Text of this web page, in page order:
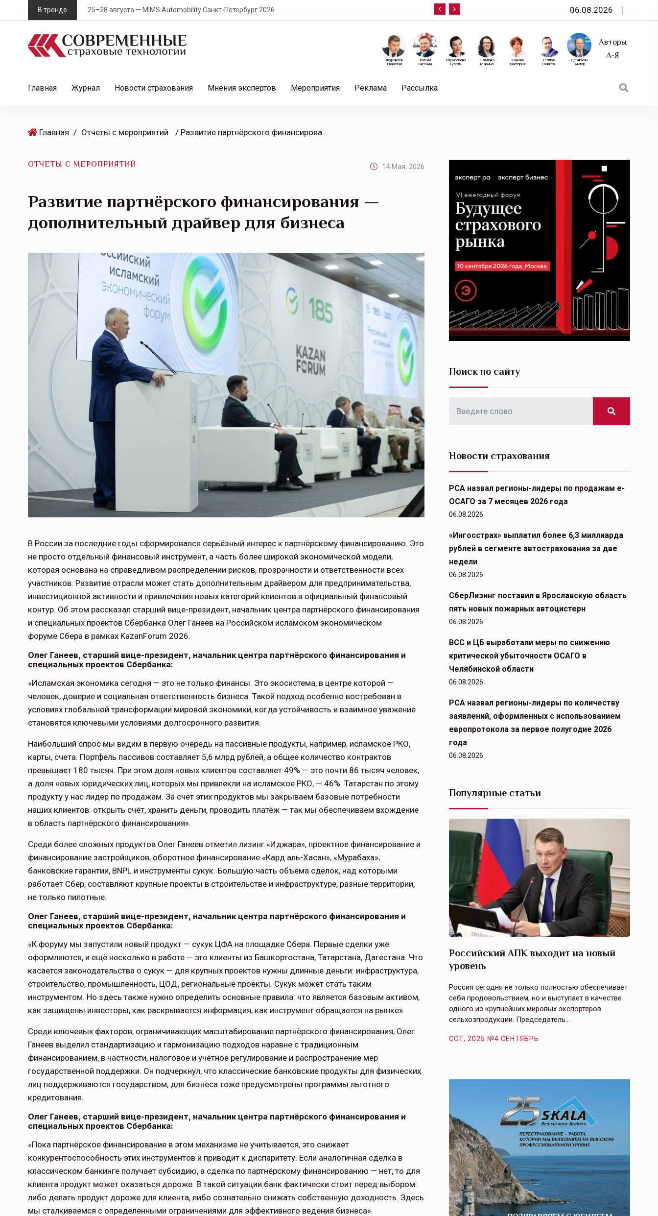
k
В тренде 25–28 августа — MIMS Automobility Санкт-Петербург 2026 10 сентября — «Эксперт РА» приглашает на
06.08.2026
Авторы
А-Я
Дерябкин
Виктор
Теплов
Никита
Конова
Виктория
Павлова
Марина
Улумбекова
Гузель
Ильин
Евгений
Журавлев
Николай
Главная Журнал Новости страхования Мнения экспертов Мероприятия Реклама Рассылка
Главная / Отчеты с мероприятий / Развитие партнёрского финансирования — дополнительный драйвер для бизнеса
ОТЧЕТЫ С МЕРОПРИЯТИЙ 14 Мая, 2026
Развитие партнёрского финансирования —
дополнительный драйвер для бизнеса
В России за последние годы сформировался серьёзный интерес к партнёрскому финансированию. Это
не просто отдельный финансовый инструмент, а часть более широкой экономической модели,
которая основана на справедливом распределении рисков, прозрачности и ответственности всех
участников. Развитие отрасли может стать дополнительным драйвером для предпринимательства,
инвестиционной активности и привлечения новых категорий клиентов в официальный финансовый
контур. Об этом рассказал старший вице-президент, начальник центра партнёрского финансирования
и специальных проектов Сбербанка Олег Ганеев на Российском исламском экономическом
форуме Сбера в рамках KazanForum 2026.
Олег Ганеев, старший вице-президент, начальник центра партнёрского финансирования и
специальных проектов Сбербанка:
«Исламская экономика сегодня — это не только финансы. Это экосистема, в центре которой —
человек, доверие и социальная ответственность бизнеса. Такой подход особенно востребован в
условиях глобальной трансформации мировой экономики, когда устойчивость и взаимное уважение
становятся ключевыми условиями долгосрочного развития.
Наибольший спрос мы видим в первую очередь на пассивные продукты, например, исламское РКО,
карты, счета. Портфель пассивов составляет 5,6 млрд рублей, а общее количество контрактов
превышает 180 тысяч. При этом доля новых клиентов составляет 49% — это почти 86 тысяч человек,
а доля новых юридических лиц, которых мы привлекли на исламское РКО, — 46%. Татарстан по этому
продукту у нас лидер по продажам. За счёт этих продуктов мы закрываем базовые потребности
наших клиентов: открыть счёт, хранить деньги, проводить платёж — так мы обеспечиваем вхождение
в область партнёрского финансирования».
Среди более сложных продуктов Олег Ганеев отметил лизинг «Иджара», проектное финансирование и
финансирование застройщиков, оборотное финансирование «Кард аль-Хасан», «Мурабаха»,
банковские гарантии, BNPL и инструменты сукук. Большую часть объёма сделок, над которыми
работает Сбер, составляют крупные проекты в строительстве и инфраструктуре, разные территории,
не только пилотные.
Олег Ганеев, старший вице-президент, начальник центра партнёрского финансирования и
специальных проектов Сбербанка:
«К форуму мы запустили новый продукт — сукук ЦФА на площадке Сбера. Первые сделки уже
оформляются, и ещё несколько в работе — это клиенты из Башкортостана, Татарстана, Дагестана. Что
касается законодательства о сукук — для крупных проектов нужны длинные деньги: инфраструктура,
строительство, промышленность, ЦОД, региональные проекты. Сукук может стать таким
инструментом. Но здесь также нужно определить основные правила: что является базовым активом,
как защищены инвесторы, как раскрывается информация, как инструмент обращается на рынке».
Среди ключевых факторов, ограничивающих масштабирование партнёрского финансирования, Олег
Ганеев выделил стандартизацию и гармонизацию подходов наравне с традиционным
финансированием, в частности, налоговое и учётное регулирование и распространение мер
государственной поддержки. Он подчеркнул, что классические банковские продукты для физических
лиц поддерживаются государством, для бизнеса тоже предусмотрены программы льготного
кредитования.
Олег Ганеев, старший вице-президент, начальник центра партнёрского финансирования и
специальных проектов Сбербанка:
«Пока партнёрское финансирование в этом механизме не учитывается, это снижает
конкурентоспособность этих инструментов и приводит к диспаритету. Если аналогичная сделка в
классическом банкинге получает субсидию, а сделка по партнёрскому финансированию — нет, то для
клиента продукт может оказаться дороже. В такой ситуации банк фактически стоит перед выбором:
либо делать продукт дороже для клиента, либо сознательно снижать собственную доходность. Здесь
мы сталкиваемся с определёнными ограничениями для эффективного ведения бизнеса».
Поиск по сайту
Новости страхования
РСА назвал регионы-лидеры по продажам е-
ОСАГО за 7 месяцев 2026 года
06.08.2026
«Ингосстрах» выплатил более 6,3 миллиарда
рублей в сегменте автострахования за две
недели
06.08.2026
СберЛизинг поставил в Ярославскую область
пять новых пожарных автоцистерн
06.08.2026
ВСС и ЦБ выработали меры по снижению
критической убыточности ОСАГО в
Челябинской области
06.08.2026
РСА назвал регионы-лидеры по количеству
заявлений, оформленных с использованием
европротокола за первое полугодие 2026
года
06.08.2026
Популярные статьи
Тамбов — под страховой защитой
Тамбовская область — не только
сельскохозяйственный регион с историческими
традициями выращивания агрокультур, но и зона
рискованного земледелия. Временно исполняющая
обязанности…
ССТ, 2025 №4 СЕНТЯБРЬ
ОСАГО требует переосмысления
Нормативно-правовое регулирование страхового
рынка в России является одним из наиболее
прогрессивных в мире, однако в отдельных
областях требует точечной доработки…
Российский АПК выходит на новый
уровень
Россия сегодня не только полностью обеспечивает
себя продовольствием, но и выступает в качестве
одного из крупнейших мировых экспортеров
сельхозпродукции. Председатель…
ССТ, 2025 №4 СЕНТЯБРЬ